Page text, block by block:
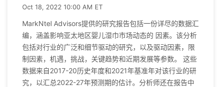
Oct 18, 2022 10:00 AM ET
MarkNtel Advisors提供的研究报告包括一份详尽的数据汇
编，涵盖影响亚太地区婴儿湿巾市场动态的 因素。该分析
包括对行业的广泛和细节驱动的研究，以及驱动因素，限
制因素，机遇，挑战，关键趋势和近期发展等参数。 这些
数据来自2017-20历史年度和2021年基准年对该行业的研
究，以汇总2022-27年预测期的估计。分析师还在报告中